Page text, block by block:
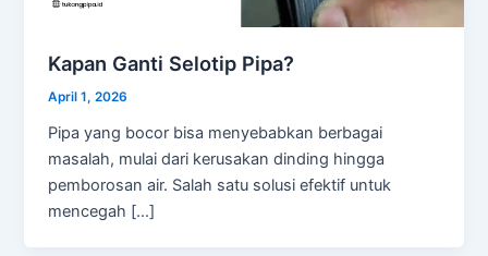
Kapan Ganti Selotip Pipa?
April 1, 2026
Pipa yang bocor bisa menyebabkan berbagai
masalah, mulai dari kerusakan dinding hingga
pemborosan air. Salah satu solusi efektif untuk
mencegah […]